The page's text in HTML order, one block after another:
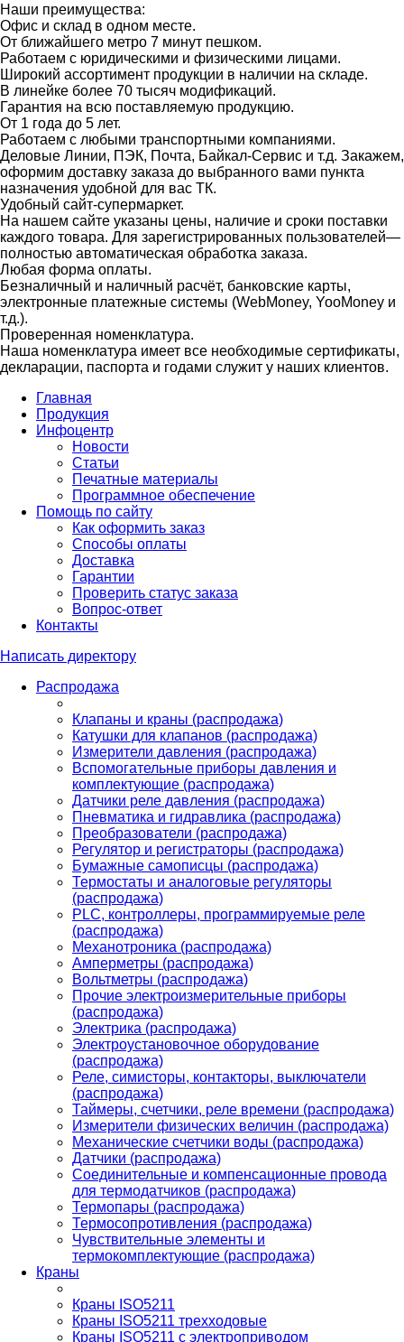
Наши преимущества:
Офис и склад в одном месте.
От ближайшего метро 7 минут пешком.
Работаем с юридическими и физическими лицами.
Широкий ассортимент продукции в наличии на складе.
В линейке более 70 тысяч модификаций.
Гарантия на всю поставляемую продукцию.
От 1 года до 5 лет.
Работаем с любыми транспортными компаниями.
Деловые Линии, ПЭК, Почта, Байкал-Сервис и т.д. Закажем,
оформим доставку заказа до выбранного вами пункта
назначения удобной для вас ТК.
Удобный сайт-супермаркет.
На нашем сайте указаны цены, наличие и сроки поставки
каждого товара. Для зарегистрированных пользователей—
полностью автоматическая обработка заказа.
Любая форма оплаты.
Безналичный и наличный расчёт, банковские карты,
электронные платежные системы (WebMoney, YooMoney и
т.д.).
Проверенная номенклатура.
Наша номенклатура имеет все необходимые сертификаты,
декларации, паспорта и годами служит у наших клиентов.
Главная
Продукция
Инфоцентр
Новости
Статьи
Печатные материалы
Программное обеспечение
Помощь по сайту
Как оформить заказ
Способы оплаты
Доставка
Гарантии
Проверить статус заказа
Вопрос-ответ
Контакты
Написать директору
Распродажа
Клапаны и краны (распродажа)
Катушки для клапанов (распродажа)
Измерители давления (распродажа)
Вспомогательные приборы давления и
комплектующие (распродажа)
Датчики реле давления (распродажа)
Пневматика и гидравлика (распродажа)
Преобразователи (распродажа)
Регулятор и регистраторы (распродажа)
Бумажные самописцы (распродажа)
Термостаты и аналоговые регуляторы
(распродажа)
PLС, контроллеры, программируемые реле
(распродажа)
Механотроника (распродажа)
Амперметры (распродажа)
Вольтметры (распродажа)
Прочие электроизмерительные приборы
(распродажа)
Электрика (распродажа)
Электроустановочное оборудование
(распродажа)
Реле, симисторы, контакторы, выключатели
(распродажа)
Таймеры, счетчики, реле времени (распродажа)
Измерители физических величин (распродажа)
Механические счетчики воды (распродажа)
Датчики (распродажа)
Соединительные и компенсационные провода
для термодатчиков (распродажа)
Термопары (распродажа)
Термосопротивления (распродажа)
Чувствительные элементы и
термокомплектующие (распродажа)
Краны
Краны ISO5211
Краны ISO5211 трехходовые
Краны ISO5211 с электроприводом